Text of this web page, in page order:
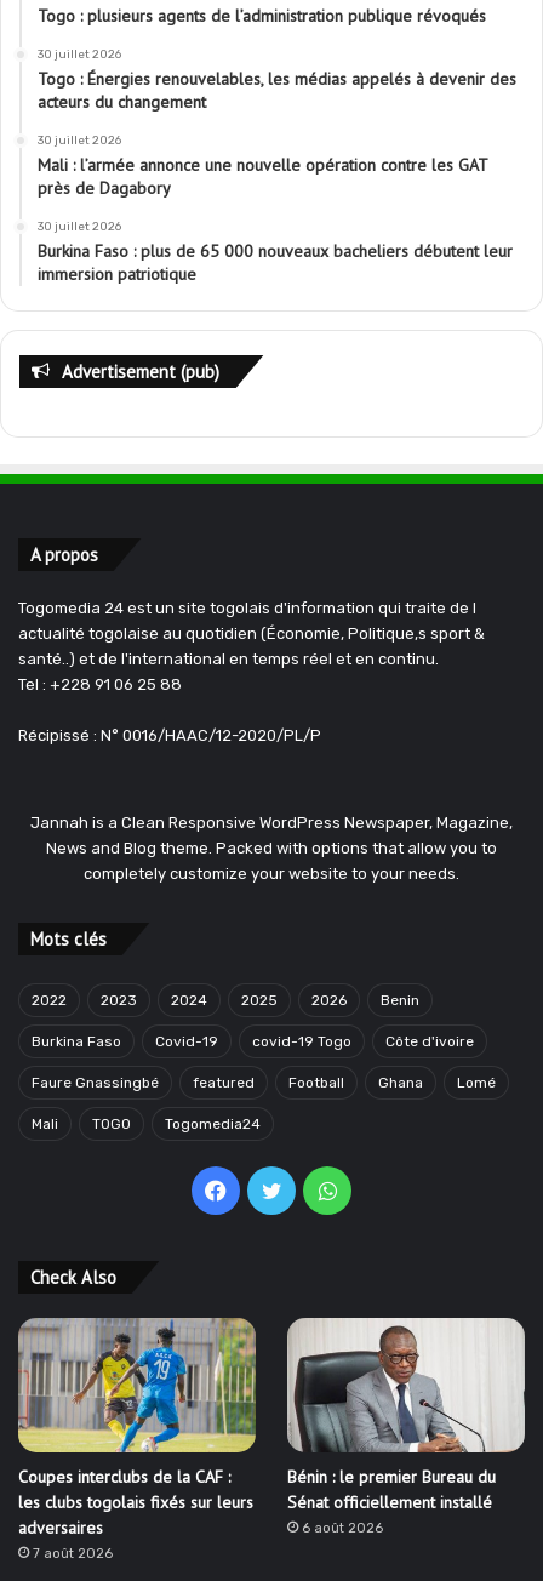
Togo : plusieurs agents de l’administration publique révoqués
30 juillet 2026
Togo : Énergies renouvelables, les médias appelés à devenir des
acteurs du changement
30 juillet 2026
Mali : l’armée annonce une nouvelle opération contre les GAT
près de Dagabory
30 juillet 2026
Burkina Faso : plus de 65 000 nouveaux bacheliers débutent leur
immersion patriotique
Advertisement (pub)
A propos
Togomedia 24 est un site togolais d'information qui traite de l
actualité togolaise au quotidien (Économie, Politique,s sport &
santé..) et de l'international en temps réel et en continu.
Tel : +228 91 06 25 88
Récipissé : N° 0016/HAAC/12-2020/PL/P
Jannah is a Clean Responsive WordPress Newspaper, Magazine,
News and Blog theme. Packed with options that allow you to
completely customize your website to your needs.
Mots clés
2022 2023 2024 2025 2026 Benin
Burkina Faso Covid-19 covid-19 Togo Côte d'ivoire
Faure Gnassingbé featured Football Ghana Lomé
Mali TOGO Togomedia24
Facebook
TwitterWhatsApp
Check Also
Coupes interclubs de la CAF :
les clubs togolais fixés sur leurs
adversaires
7 août 2026
Bénin : le premier Bureau du
Sénat officiellement installé
6 août 2026